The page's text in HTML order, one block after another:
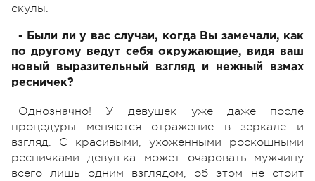
скулы.
- Были ли у вас случаи, когда Вы замечали, как
по другому ведут себя окружающие, видя ваш
новый выразительный взгляд и нежный взмах
ресничек?
Однозначно! У девушек уже даже после
процедуры меняются отражение в зеркале и
взгляд. С красивыми, ухоженными роскошными
ресничками девушка может очаровать мужчину
всего лишь одним взглядом, об этом не стоит